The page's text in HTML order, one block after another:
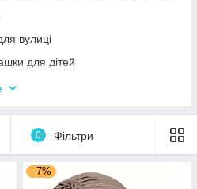
вулиці
для дітей
майданчика
для вулиці
0 Фільтри
–7%